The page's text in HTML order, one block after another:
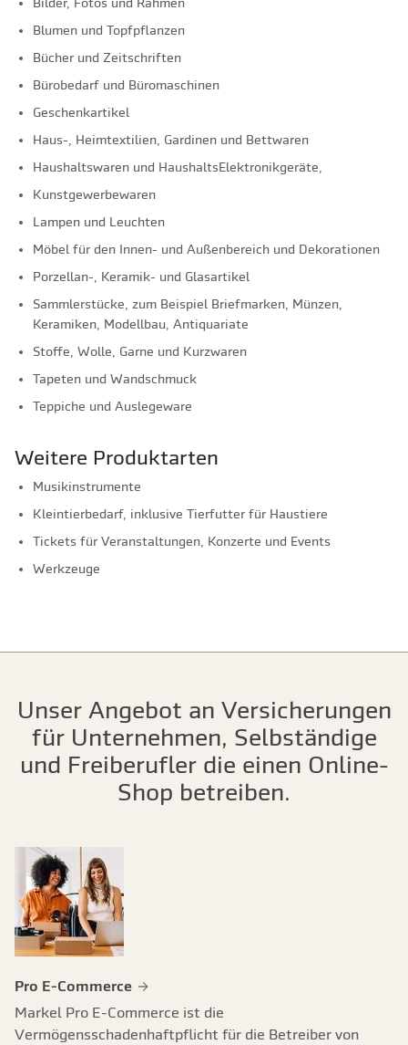
Blumen und Topfpflanzen
Bücher und Zeitschriften
Bürobedarf und Büromaschinen
Geschenkartikel
Haus-, Heimtextilien, Gardinen und Bettwaren
Haushaltswaren und HaushaltsElektronikgeräte,
Kunstgewerbewaren
Lampen und Leuchten
Möbel für den Innen- und Außenbereich und Dekorationen
Porzellan-, Keramik- und Glasartikel
Sammlerstücke, zum Beispiel Briefmarken, Münzen,
Keramiken, Modellbau, Antiquariate
Stoffe, Wolle, Garne und Kurzwaren
Tapeten und Wandschmuck
Teppiche und Auslegeware
Weitere Produktarten
Musikinstrumente
Kleintierbedarf, inklusive Tierfutter für Haustiere
Tickets für Veranstaltungen, Konzerte und Events
Werkzeuge
Unser Angebot an Versicherungen
für Unternehmen, Selbständige
und Freiberufler die einen Online-
Shop betreiben.
Pro E-Commerce
Markel Pro E-Commerce ist die
Vermögensschadenhaftpflicht für die Betreiber von